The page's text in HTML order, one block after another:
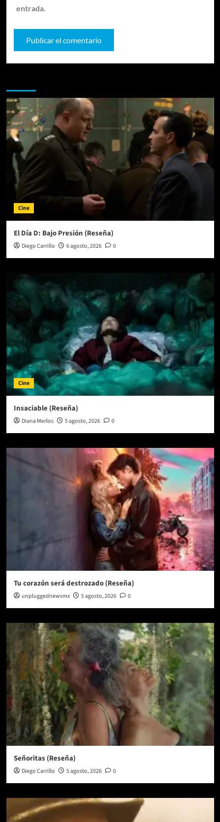
entrada.
Cine
El Día D: Bajo Presión (Reseña)
Diego Carrillo 6 agosto, 2026 0
Cine
Insaciable (Reseña)
Diana Merlos 5 agosto, 2026 0
Tu corazón será destrozado (Reseña)
unpluggednewsmx 5 agosto, 2026 0
Señoritas (Reseña)
Diego Carrillo 5 agosto, 2026 0